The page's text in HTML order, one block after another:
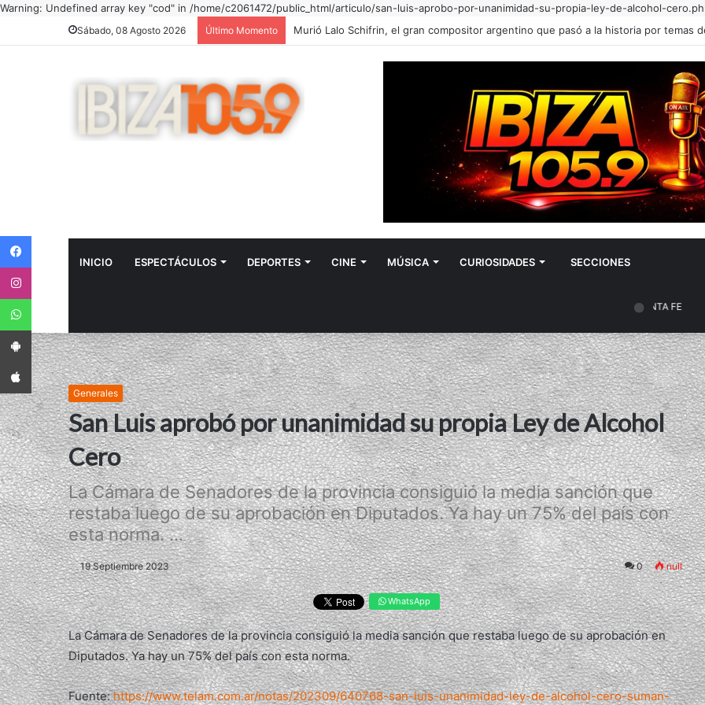
Warning: Undefined array key "cod" in /home/c2061472/public_html/articulo/san-luis-aprobo-por-unanimidad-su-propia-ley-de-alcohol-
Sábado, 08 Agosto 2026 Último Momento
INICIO ESPECTÁCULOS DEPORTES CINE MÚSICA CURIOSIDADES SECCIONES
Generales
San Luis aprobó por unanimidad su propia Ley de Alcohol
Cero
La Cámara de Senadores de la provincia consiguió la media sanción que
restaba luego de su aprobación en Diputados. Ya hay un 75% del país con
esta norma. ...
19 Septiembre 2023 0 null
WhatsApp
La Cámara de Senadores de la provincia consiguió la media sanción que restaba luego de su aprobación en
Diputados. Ya hay un 75% del país con esta norma.
Fuente:https://www.telam.com.ar/notas/202309/640768-san-luis-unanimidad-ley-de-alcohol-cero-suman-
Facebook
App Android
App iPhone